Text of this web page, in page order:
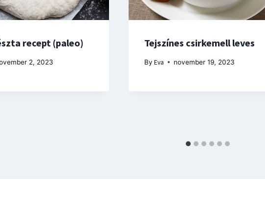
recept (paleo)
2, 2023
Tejszínes csirkemell leves
By Eva november 19, 2023